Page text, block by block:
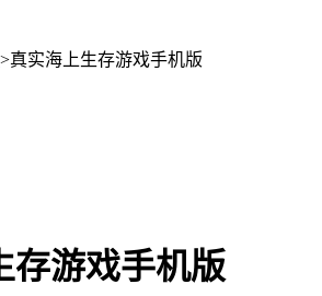
>真实海上生存游戏手机版
存游戏手机版